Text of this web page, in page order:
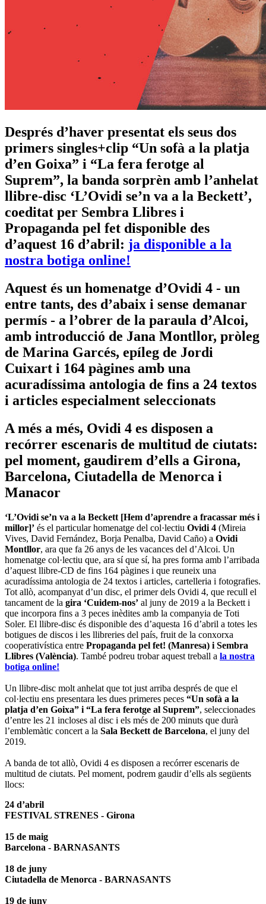
Després d’haver presentat els seus dos
primers singles+clip “Un sofà a la platja
d’en Goixa” i “La fera ferotge al
Suprem”, la banda sorprèn amb l’anhelat
llibre-disc ‘L’Ovidi se’n va a la Beckett’,
coeditat per Sembra Llibres i
Propaganda pel fet disponible des
d’aquest 16 d’abril: ja disponible a la
nostra botiga online!
Aquest és un homenatge d’Ovidi 4 - un
entre tants, des d’abaix i sense demanar
permís - a l’obrer de la paraula d’Alcoi,
amb introducció de Jana Montllor, pròleg
de Marina Garcés, epíleg de Jordi
Cuixart i 164 pàgines amb una
acuradíssima antologia de fins a 24 textos
i articles especialment seleccionats
A més a més, Ovidi 4 es disposen a
recórrer escenaris de multitud de ciutats:
pel moment, gaudirem d’ells a Girona,
Barcelona, Ciutadella de Menorca i
Manacor
‘L’Ovidi se’n va a la Beckett [Hem d’aprendre a fracassar més i
millor]’ és el particular homenatge del col·lectiu Ovidi 4 (Mireia
Vives, David Fernández, Borja Penalba, David Caño) a Ovidi
Montllor, ara que fa 26 anys de les vacances del d’Alcoi. Un
homenatge col·lectiu que, ara sí que sí, ha pres forma amb l’arribada
d’aquest llibre-CD de fins 164 pàgines i que reuneix una
acuradíssima antologia de 24 textos i articles, cartelleria i fotografies.
Tot allò, acompanyat d’un disc, el primer dels Ovidi 4, que recull el
tancament de la gira ‘Cuidem-nos’ al juny de 2019 a la Beckett i
que incorpora fins a 3 peces inèdites amb la companyia de Toti
Soler. El llibre-disc és disponible des d’aquesta 16 d’abril a totes les
botigues de discos i les llibreries del país, fruit de la conxorxa
cooperativística entre Propaganda pel fet! (Manresa) i Sembra
Llibres (València). També podreu trobar aquest treball a la nostra
botiga online!
Un llibre-disc molt anhelat que tot just arriba després de que el
col·lectiu ens presentara les dues primeres peces “Un sofà a la
platja d’en Goixa” i “La fera ferotge al Suprem”, seleccionades
d’entre les 21 incloses al disc i els més de 200 minuts que durà
l’emblemàtic concert a la Sala Beckett de Barcelona, el juny del
2019.
A banda de tot allò, Ovidi 4 es disposen a recórrer escenaris de
multitud de ciutats. Pel moment, podrem gaudir d’ells als següents
llocs:
24 d’abril
FESTIVAL STRENES - Girona
15 de maig
Barcelona - BARNASANTS
18 de juny
Ciutadella de Menorca - BARNASANTS
19 de juny